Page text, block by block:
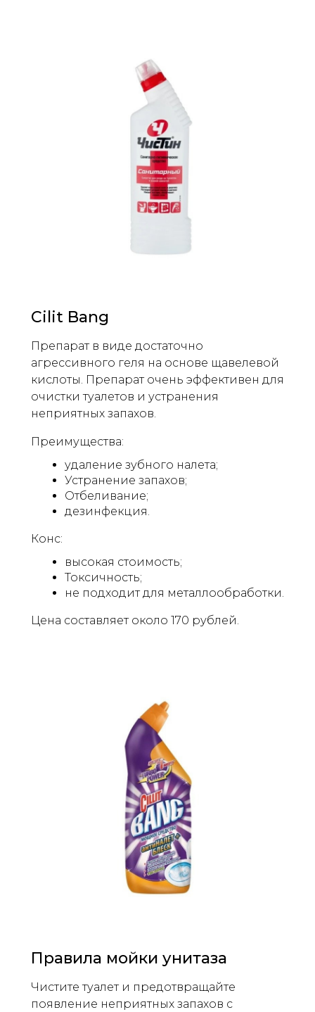
Cilit Bang
Препарат в виде достаточно
агрессивного геля на основе щавелевой
кислоты. Препарат очень эффективен для
очистки туалетов и устранения
неприятных запахов.
Преимущества:
удаление зубного налета;
Устранение запахов;
Отбеливание;
дезинфекция.
Конс:
высокая стоимость;
Токсичность;
не подходит для металлообработки.
Цена составляет около 170 рублей.
Правила мойки унитаза
Чистите туалет и предотвращайте
появление неприятных запахов с